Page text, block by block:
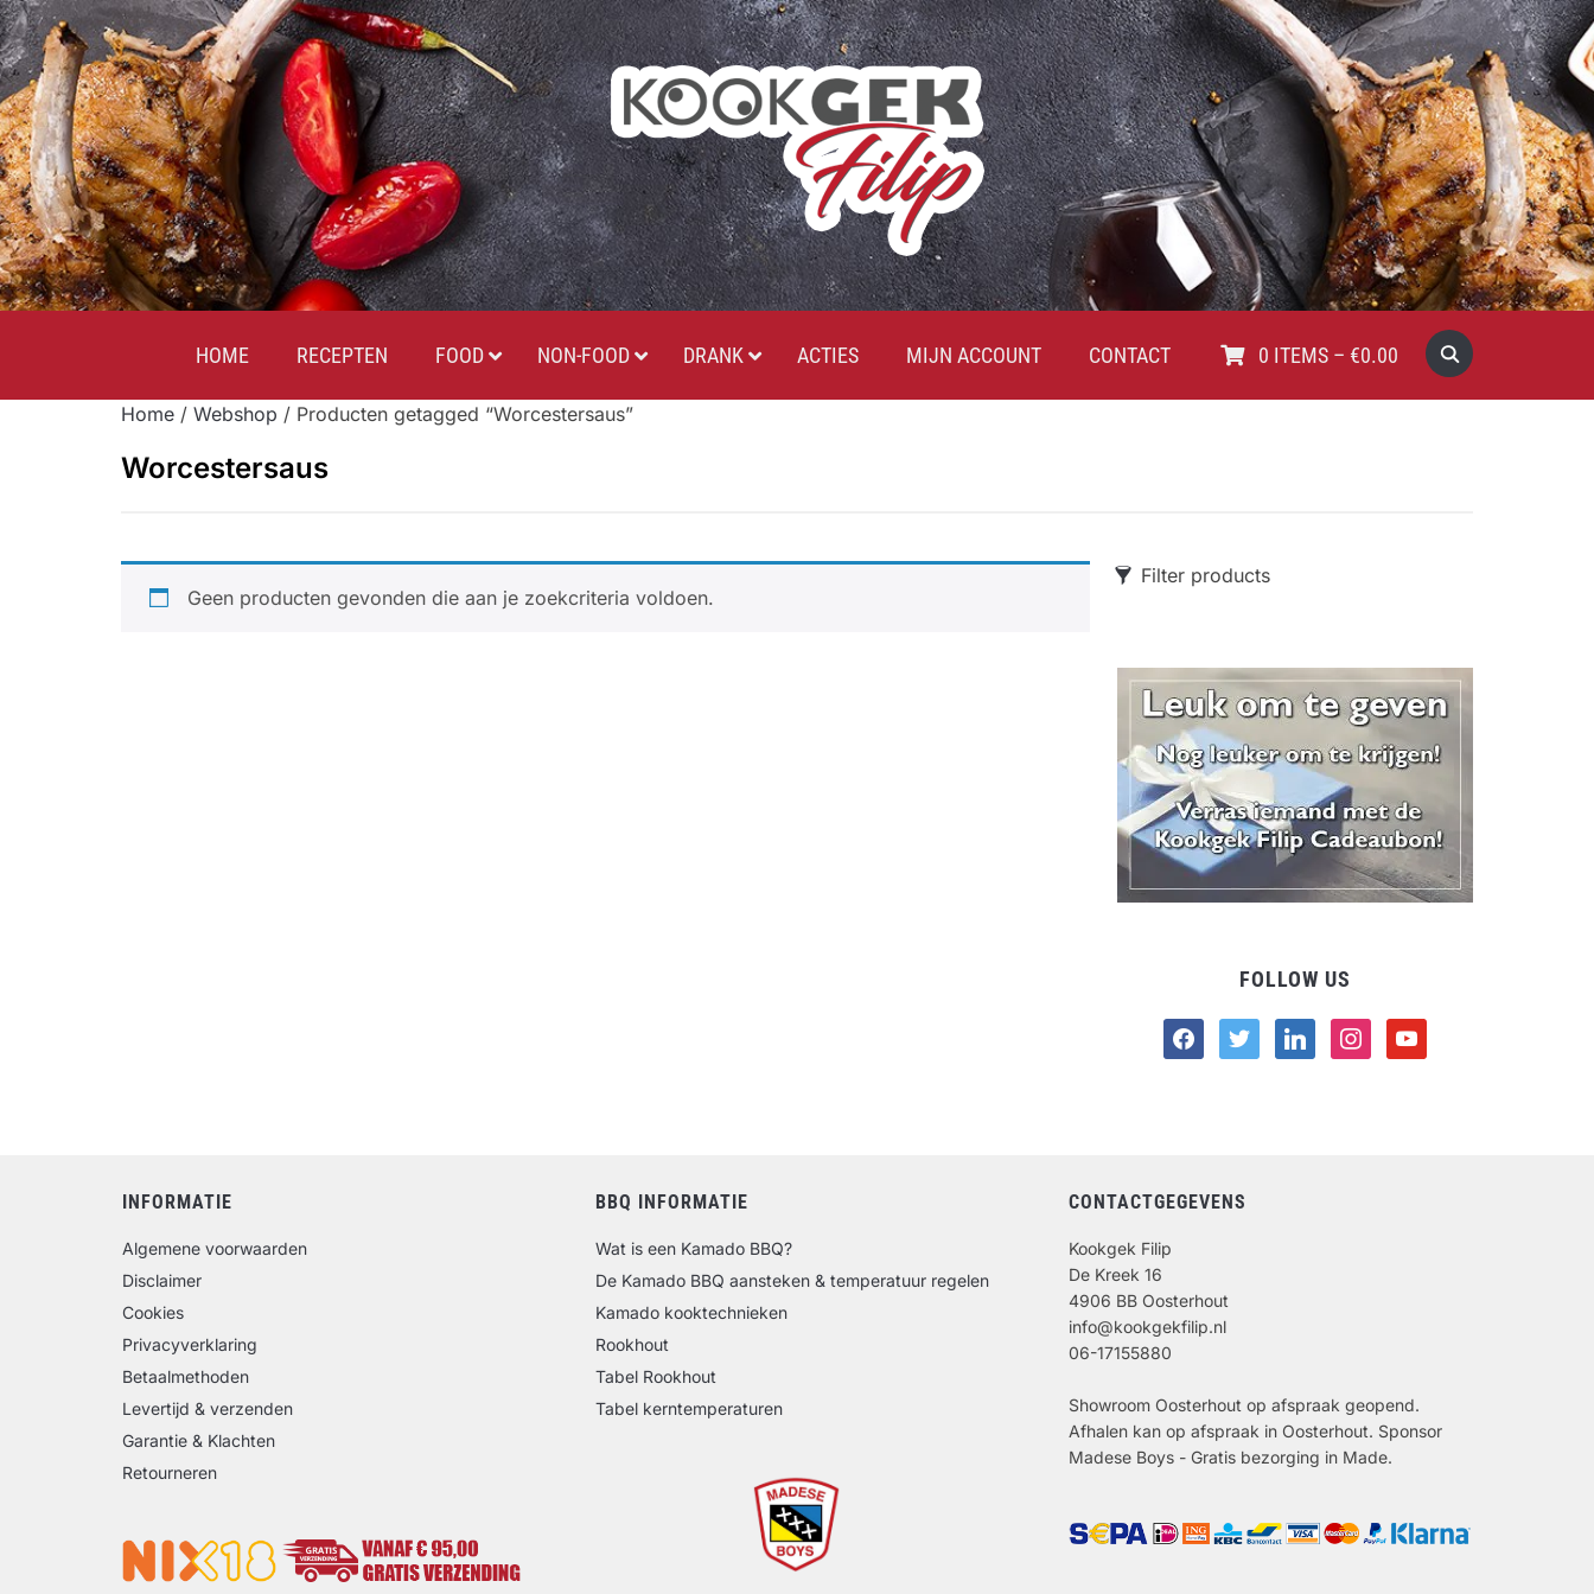
HOME RECEPTEN FOOD NON-FOOD DRANK ACTIES MIJN ACCOUNT CONTACT 0 ITEMS – €0.00
Home / Webshop / Producten getagged “Worcestersaus”
Worcestersaus
Filter products
Food
Drank
Non-food
FOLLOW US
facebooktwitter linkedininstagramyoutube
Geen producten gevonden die aan je zoekcriteria voldoen.
INFORMATIE
Algemene voorwaarden
Disclaimer
Cookies
Privacyverklaring
Betaalmethoden
Levertijd & verzenden
Garantie & Klachten
Retourneren
BBQ INFORMATIE
Wat is een Kamado BBQ?
De Kamado BBQ aansteken & temperatuur regelen
Kamado kooktechnieken
Rookhout
Tabel Rookhout
Tabel kerntemperaturen
CONTACTGEGEVENS
Kookgek Filip
De Kreek 16
4906 BB Oosterhout
info@kookgekfilip.nl
06-17155880
Showroom Oosterhout op afspraak geopend.
Afhalen kan op afspraak in Oosterhout. Sponsor
Madese Boys - Gratis bezorging in Made.